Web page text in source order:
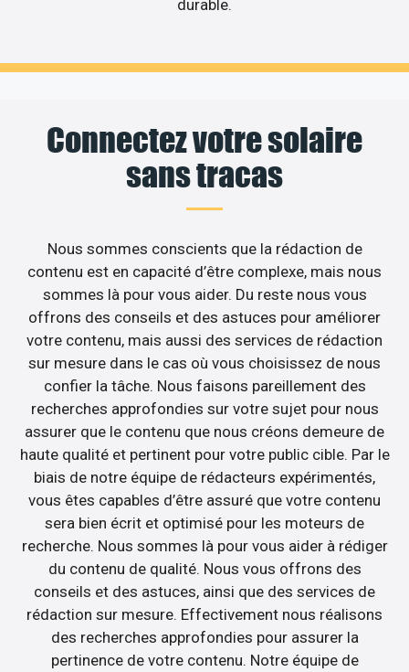
durable.
Connectez votre solaire
sans tracas
Nous sommes conscients que la rédaction de
contenu est en capacité d’être complexe, mais nous
sommes là pour vous aider. Du reste nous vous
offrons des conseils et des astuces pour améliorer
votre contenu, mais aussi des services de rédaction
sur mesure dans le cas où vous choisissez de nous
confier la tâche. Nous faisons pareillement des
recherches approfondies sur votre sujet pour nous
assurer que le contenu que nous créons demeure de
haute qualité et pertinent pour votre public cible. Par le
biais de notre équipe de rédacteurs expérimentés,
vous êtes capables d’être assuré que votre contenu
sera bien écrit et optimisé pour les moteurs de
recherche. Nous sommes là pour vous aider à rédiger
du contenu de qualité. Nous vous offrons des
conseils et des astuces, ainsi que des services de
rédaction sur mesure. Effectivement nous réalisons
des recherches approfondies pour assurer la
pertinence de votre contenu. Notre équipe de